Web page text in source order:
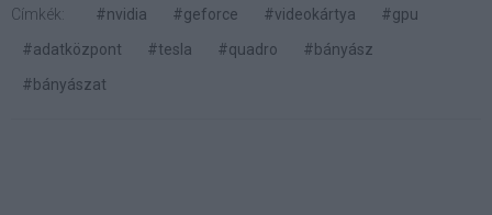
Címkék: #nvidia #geforce #videokártya
#gpu
#adatközpont
#tesla #quadro
#bányász
#bányászat